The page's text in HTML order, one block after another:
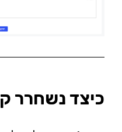
כיצד נשחרר